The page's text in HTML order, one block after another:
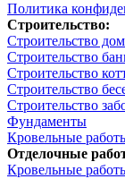
Политика
Строительство:
Строительство
Строительство
Строительство
Строительство
Строительство
Фундаменты
Кровельные
Отделочные
Кровельные